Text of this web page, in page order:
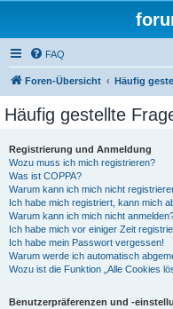
FAQ
Foren-Übersicht Häufig
Häufig gestellte
Registrierung und Anmeldung
Wozu muss ich mich registrieren?
Was ist COPPA?
Warum kann ich mich nicht
Ich habe mich registriert, kann mich
Warum kann ich mich nicht
Ich habe mich vor einiger Zeit
Ich habe mein Passwort vergessen!
Warum werde ich automatisch
Wozu ist die Funktion „Alle Cookies
Benutzerpräferenzen und -